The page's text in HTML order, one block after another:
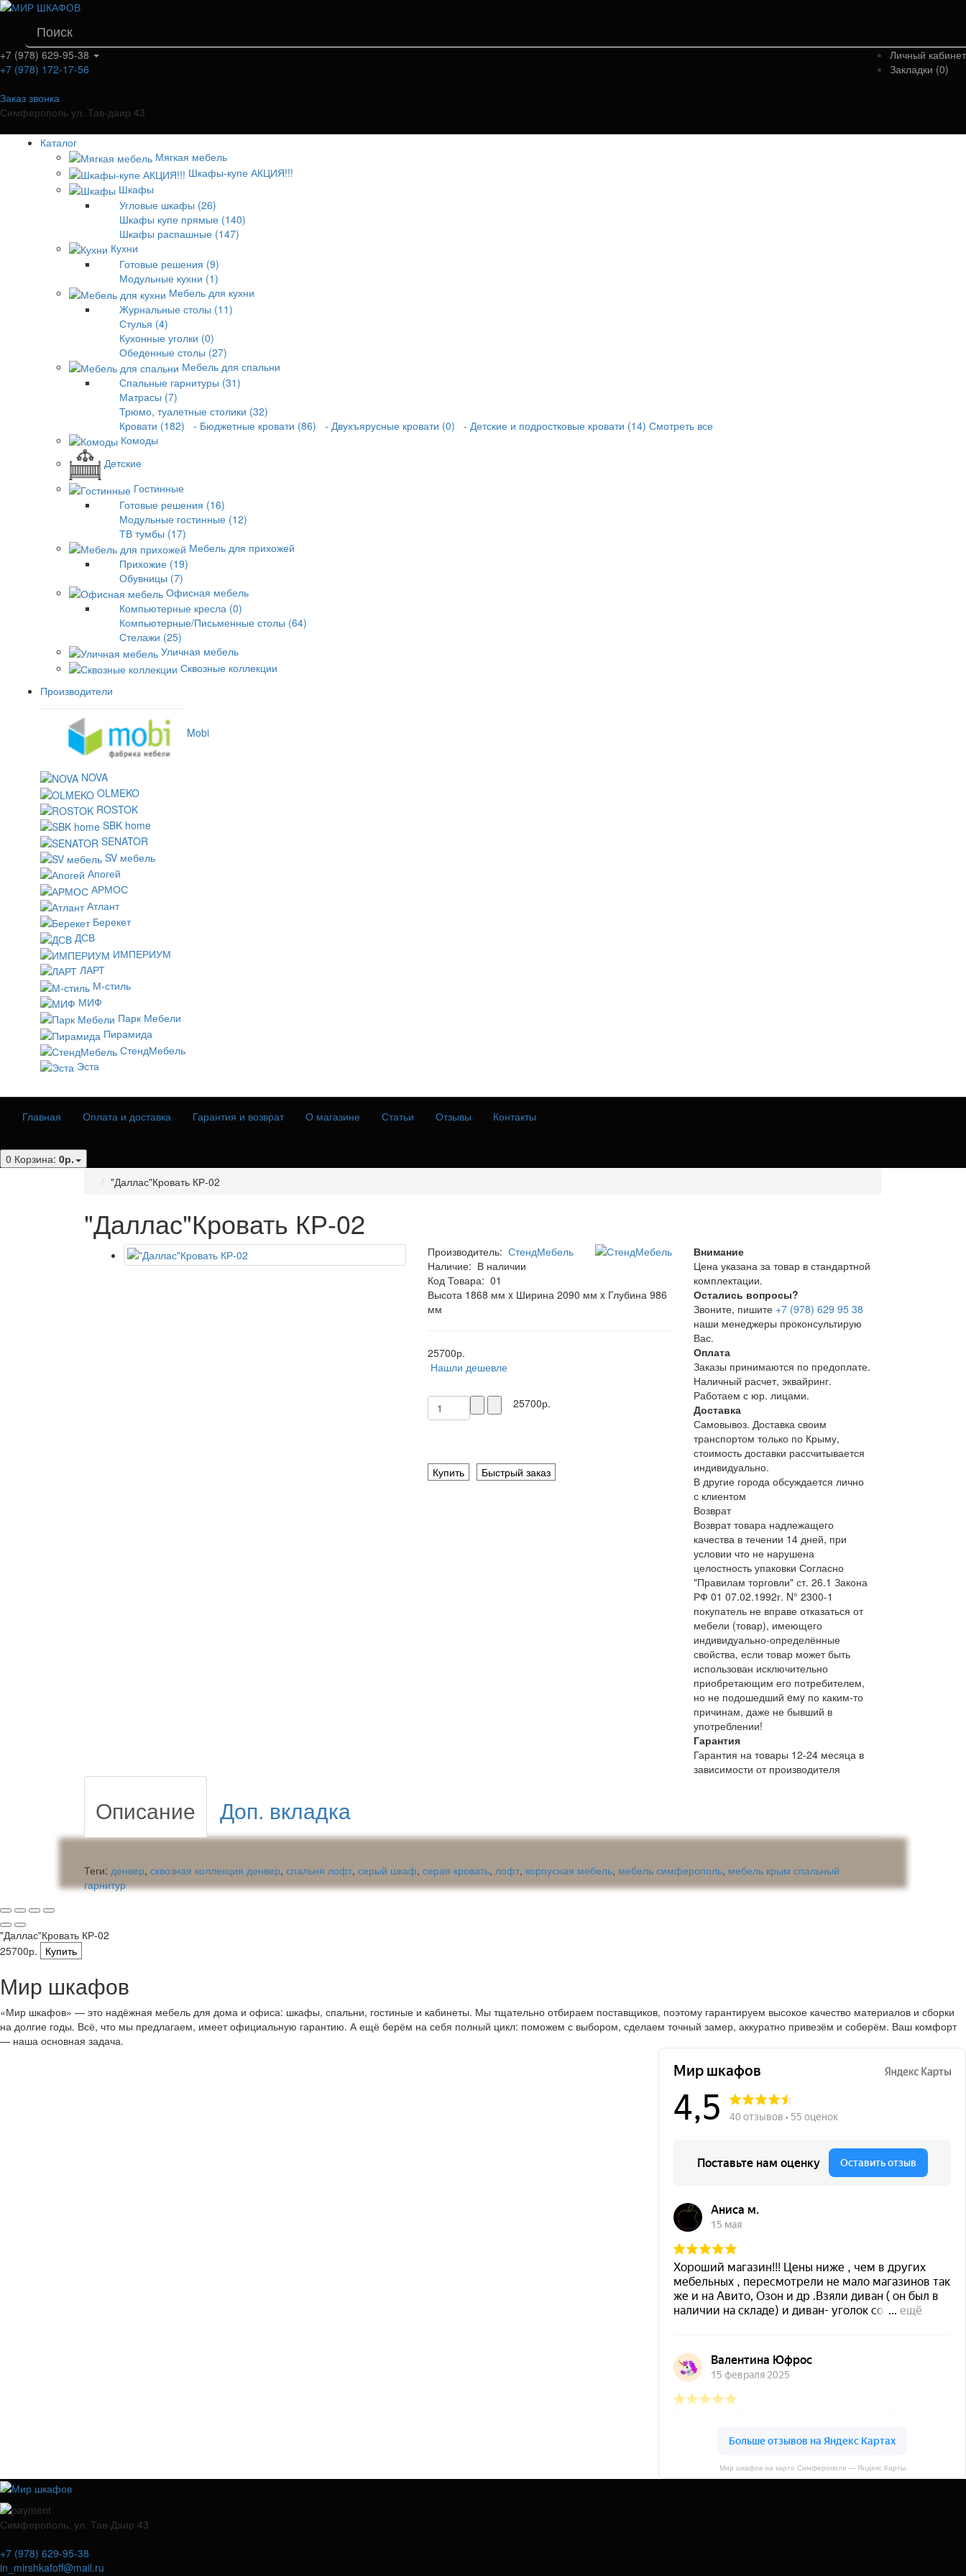
Личный кабинет
Закладки (0)
+7 (978) 629-95-38
+7 (978) 172-17-56
Заказ звонка
Симферополь ул. Тав-даир 43
Каталог
Мягкая мебель
Шкафы-купе АКЦИЯ!!!
Шкафы
Угловые шкафы (26)
Шкафы купе прямые (140)
Шкафы распашные (147)
Кухни
Готовые решения (9)
Модульные кухни (1)
Мебель для кухни
Журнальные столы (11)
Стулья (4)
Кухонные уголки (0)
Обеденные столы (27)
Мебель для спальни
Спальные гарнитуры (31)
Матрасы (7)
Трюмо, туалетные столики (32)
Кровати (182)
- Бюджетные кровати (86) - Двухъярусные кровати (0) - Детские и подростковые кровати (14) Смотреть все
Комоды
Детские
Гостинные
Готовые решения (16)
Модульные гостинные (12)
ТВ тумбы (17)
Мебель для прихожей
Прихожие (19)
Обувницы (7)
Офисная мебель
Компьютерные кресла (0)
Компьютерные/Письменные столы (64)
Стелажи (25)
Уличная мебель
Сквозные коллекции
Производители
Mobi
NOVA
OLMEKO
ROSTOK
SBK home
SENATOR
SV мебель
Апогей
АРМОС
Атлант
Берекет
ДСВ
ИМПЕРИУМ
ЛАРТ
М-стиль
МИФ
Парк Мебели
Пирамида
СтендМебель
Эста
Главная Оплата и доставка Гарантия и возврат О магазине Статьи Отзывы Контакты
0 Корзина: 0р.
"Даллас"Кровать КР-02
"Даллас"Кровать КР-02
Производитель: СтендМебель
Наличие: В наличии
Код Товара: 01
Высота 1868 мм x Ширина 2090 мм x Глубина 986
мм
25700р.
Нашли дешевле
25700р.
Купить Быстрый заказ
Внимание
Цена указана за товар в стандартной
комплектации.
Остались вопросы?
Звоните, пишите +7 (978) 629 95 38
наши менеджеры проконсультирую
Вас.
Оплата
Заказы принимаются по предоплате.
Наличный расчет, эквайринг.
Работаем с юр. лицами.
Доставка
Самовывоз. Доставка своим
транспортом только по Крыму,
стоимость доставки рассчитывается
индивидуально.
В другие города обсуждается лично
с клиентом
Возврат
Возврат товара надлежащего
качества в течении 14 дней, при
условии что не нарушена
целостность упаковки Согласно
"Правилам торговли" ст. 26.1 Закона
РФ 01 07.02.1992г. N° 2300-1
покупатель не вправе отказаться от
мебели (товар), имеющего
индивидуально-определённые
свойства, если товар может быть
использован исключительно
приобретающим его потребителем,
но не подошедший eмy по каким-то
причинам, даже не бывший в
употреблении!
Гарантия
Гарантия на товары 12-24 месяца в
зависимости от производителя
Описание Доп. вкладка
Теги: денвер, сквозная коллекция денвер, спальня лофт, серый шкаф, серая кровать, лофт, корпусная мебель, мебель симферополь, мебель крым спальный
гарнитур
"Даллас"Кровать КР-02
25700р.
Купить
Мир шкафов
«Мир шкафов» — это надёжная мебель для дома и офиса: шкафы, спальни, гостиные и кабинеты. Мы тщательно отбираем поставщиков, поэтому гарантируем высокое качество материалов и сборки
на долгие годы. Всё, что мы предлагаем, имеет официальную гарантию. А ещё берём на себя полный цикл: поможем с выбором, сделаем точный замер, аккуратно привезём и соберём. Ваш комфорт
— наша основная задача.
Мир шкафов на карте Симферополя — Яндекс Карты
Симферополь, ул. Тав-Даир 43
+7 (978) 629-95-38
in_mirshkafoff@mail.ru